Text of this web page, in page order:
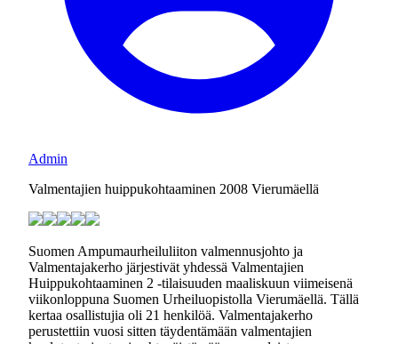
Admin
Valmentajien huippukohtaaminen 2008 Vierumäellä
Suomen Ampumaurheiluliiton valmennusjohto ja
Valmentajakerho järjestivät yhdessä Valmentajien
Huippukohtaaminen 2 -tilaisuuden maaliskuun viimeisenä
viikonloppuna Suomen Urheiluopistolla Vierumäellä. Tällä
kertaa osallistujia oli 21 henkilöä. Valmentajakerho
perustettiin vuosi sitten täydentämään valmentajien